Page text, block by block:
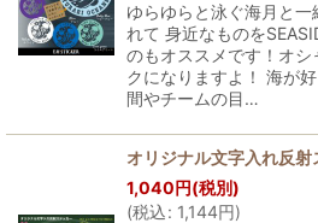
ゆらゆらと泳ぐ海月と一
れて 身近なものを
のもオススメです！オ
クになりますよ！ 海が
間やチームの目…
オリジナル文字入れ反
1,040円(税別)
(税込: 1,144円)